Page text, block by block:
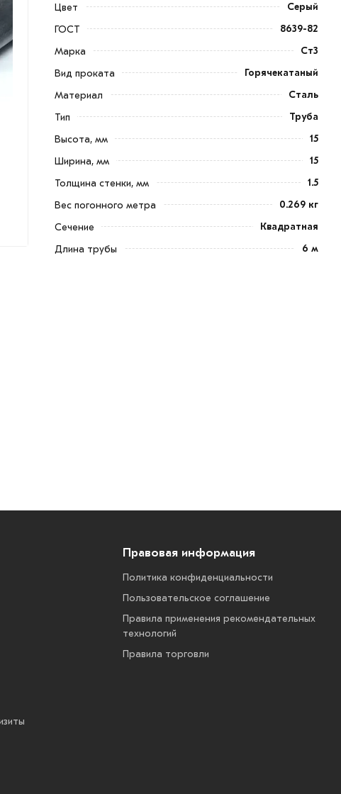
Цвет
Серый
ГОСТ
8639-82
Марка
Ст3
Вид проката
Горячекатаный
Материал
Сталь
Тип
Труба
Высота, мм
15
Ширина, мм
15
Толщина стенки, мм
1.5
Вес погонного метра
0.269 кг
Сечение
Квадратная
Длина трубы
6 м
Правовая информация
Политика конфиденциальности
Пользовательское соглашение
Правила применения рекомендательных
технологий
Правила торговли